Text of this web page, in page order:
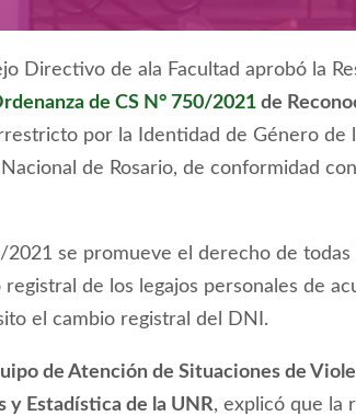
Directivo de ala Facultad aprobó la
de CS N° 750/2021 de
por la Identidad de Género de
de Rosario, de conformidad
se promueve el derecho de todas
registral de los legajos personales de
el cambio registral del DNI.
de Atención de Situaciones de
y Estadística de la UNR, explicó que la